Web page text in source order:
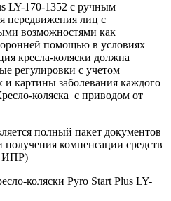
LY-170-1352 с ручным
передвижения лиц с
возможностями как
помощью в условиях
кресла-коляски должна
регулировки с учетом
картины заболевания каждого
коляска с приводом от
полный пакет документов
компенсации средств
ИПР)
коляски Pyro Start Plus LY-